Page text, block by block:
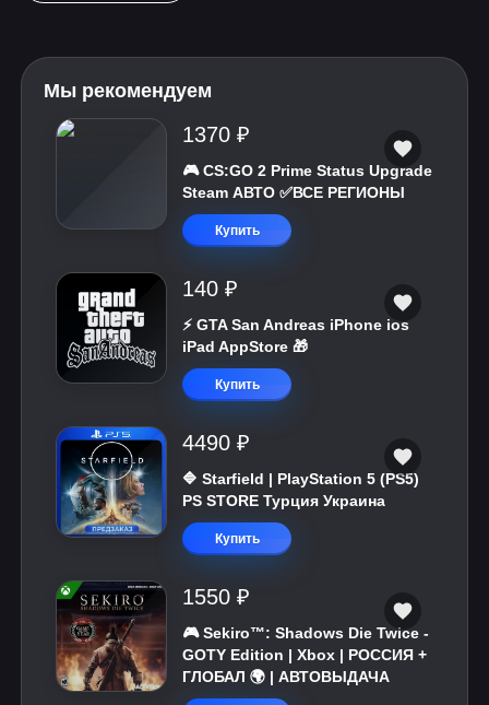
Мы рекомендуем
1370 ₽
🎮 CS:GO 2 Prime Status Upgrade
Steam АВТО ✅ВСЕ РЕГИОНЫ
Купить
140 ₽
⚡️ GTA San Andreas iPhone ios
iPad AppStore 🎁
Купить
4490 ₽
🔷 Starfield | PlayStation 5 (PS5)
PS STORE Турция Украина
Купить
1550 ₽
🎮 Sekiro™: Shadows Die Twice -
GOTY Edition | Xbox | РОССИЯ +
ГЛОБАЛ 🌍 | АВТОВЫДАЧА